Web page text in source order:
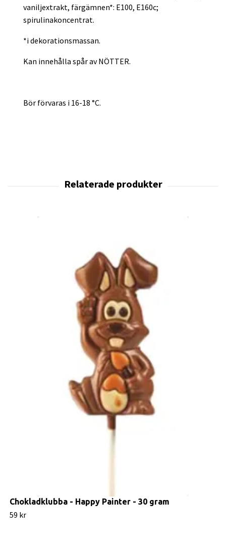
vaniljextrakt, färgämnen*: E100, E160c;
spirulinakoncentrat.
*i dekorationsmassan.
Kan innehålla spår av NÖTTER.
Bör förvaras i 16-18 °C.
Chokladklubba - Happy Painter - 30 gram
59 kr